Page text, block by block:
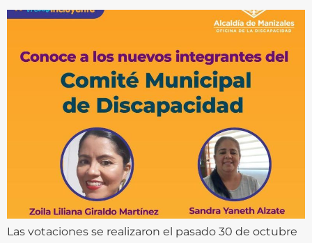
Las votaciones se realizaron el pasado 30 de octubre